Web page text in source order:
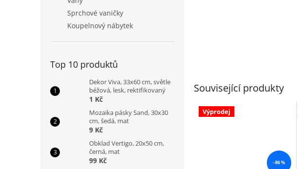
Sprchové vaničky
Koupelnový nábytek
Top 10 produktů
Dekor Viva, 33x60 cm, světle
béžová, lesk, rektifikovaný
1 Kč
Mozaika pásky Sand, 30x30
cm, šedá, mat
9 Kč
Obklad Vertigo, 20x50 cm,
černá, mat
99 Kč
Související produkty
Výprodej
–86 %